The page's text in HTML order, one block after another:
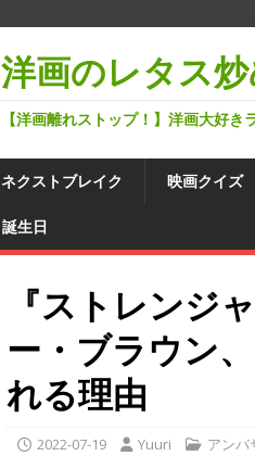
洋画のレタス
【洋画離れストップ！】洋画大好
ネクストブレイク 映画クイズ
誕生日
『ストレンジ
ー・ブラウン
れる理由
2022-07-19 Yuuri アンバ